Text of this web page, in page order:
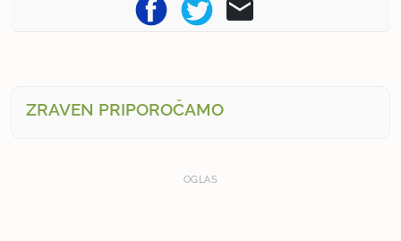
ZRAVEN PRIPOROČAMO
OGLAS